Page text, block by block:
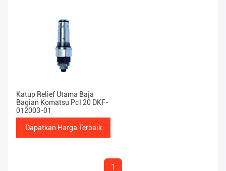
Katup Relief Utama Baja
Bagian Komatsu Pc120 DKF-
012003-01
Dapatkan Harga Terbaik
1